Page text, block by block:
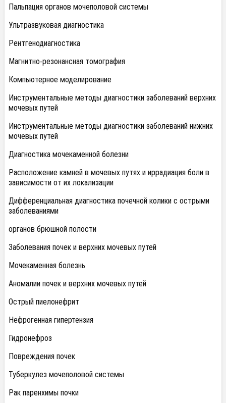
Пальпация органов мочеполовой системы
Ультразвуковая диагностика
Рентгенодиагностика
Магнитно-резонансная томография
Компьютерное моделирование
Инструментальные методы диагностики заболеваний верхних
мочевых путей
Инструментальные методы диагностики заболеваний нижних
мочевых путей
Диагностика мочекаменной болезни
Расположение камней в мочевых путях и иррадиация боли в
зависимости от их локализации
Дифференциальная диагностика почечной колики с острыми
заболеваниями
органов брюшной полости
Заболевания почек и верхних мочевых путей
Мочекаменная болезнь
Аномалии почек и верхних мочевых путей
Острый пиелонефрит
Нефрогенная гипертензия
Гидронефроз
Повреждения почек
Туберкулез мочеполовой системы
Рак паренхимы почки